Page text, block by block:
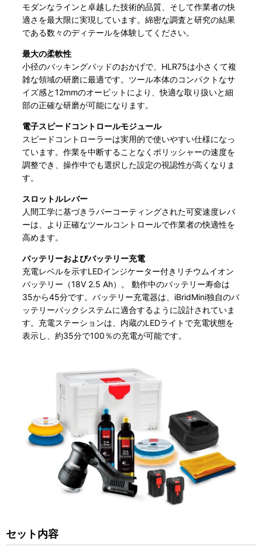
モダンなラインと卓越した技術的品質、そして作業者の快
適さを最大限に実現しています。綿密な調査と研究の結果
である数々のディテールを体験してください。
最大の柔軟性
小径のバッキングパッドのおかげで、HLR75は小さくて複
雑な領域の研磨に最適です。ツール本体のコンパクトなサ
イズ感と12mmのオービットにより、快適な取り扱いと細
部の正確な研磨が可能になります。
電子スピードコントロールモジュール
スピードコントローラーは実用的で使いやすい仕様になっ
ています。作業を中断することなくポリッシャーの速度を
調整でき、操作中でも選択した設定の視認性が高くなりま
す。
スロットルレバー
人間工学に基づきラバーコーティングされた可変速度レバ
ーは、より正確なツールコントロールで作業者の快適性を
高めます。
バッテリーおよびバッテリー充電
充電レベルを示すLEDインジケーター付きリチウムイオン
バッテリー（18V 2.5 Ah）。 動作中のバッテリー寿命は
35から45分です。バッテリー充電器は、iBridMini独自のバ
ッテリーパックシステムに適合するように設計されていま
す。充電ステーションは、内蔵のLEDライトで充電状態を
表示し、約35分で100％の充電が可能です。
セット内容